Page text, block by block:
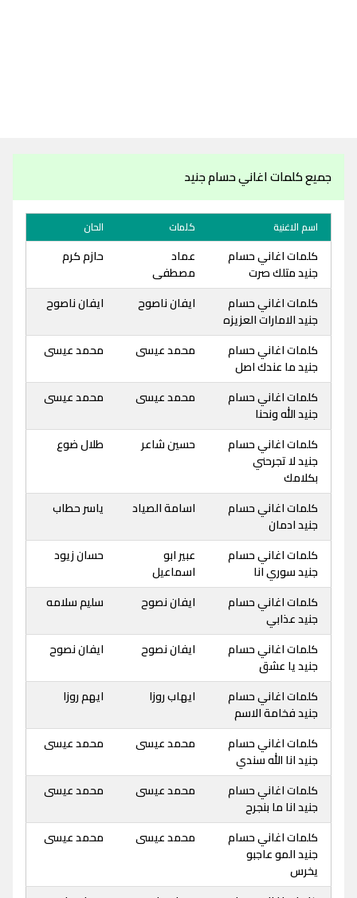
جميع كلمات اغاني حسام جنيد
اسم الاغنية كلمات الحان
كلمات اغاني حسام
جنيد متلك صرت
عماد
مصطفى
حازم كرم
كلمات اغاني حسام
جنيد الامارات العزيزه
ايفان ناصوح ايفان ناصوح
كلمات اغاني حسام
جنيد ما عندك اصل
محمد عيسى محمد عيسى
كلمات اغاني حسام
جنيد الله ونحنا
محمد عيسى محمد عيسى
كلمات اغاني حسام
جنيد لا تجرحني
بكلامك
حسين شاعر طلال ضوع
كلمات اغاني حسام
جنيد ادمان
اسامة الصياد ياسر حطاب
كلمات اغاني حسام
جنيد سوري انا
عبير ابو
اسماعيل
حسان زيود
كلمات اغاني حسام
جنيد عذابي
ايفان نصوح سليم سلامه
كلمات اغاني حسام
جنيد يا عشق
ايفان نصوح ايفان نصوح
كلمات اغاني حسام
جنيد فخامة الاسم
ايهاب روزا ايهم روزا
كلمات اغاني حسام
جنيد انا الله سندي
محمد عيسى محمد عيسى
كلمات اغاني حسام
جنيد انا ما بنجرح
محمد عيسى محمد عيسى
كلمات اغاني حسام
جنيد المو عاجبو
يخرس
محمد عيسى محمد عيسى